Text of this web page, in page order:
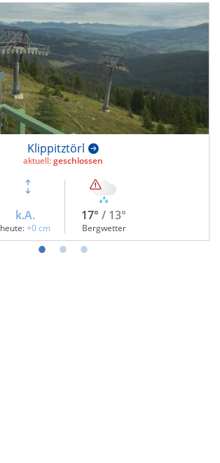
Klippitztörl
aktuell:geschlossen
k.A.
heute:+0 cm
17° / 13°
Bergwetter